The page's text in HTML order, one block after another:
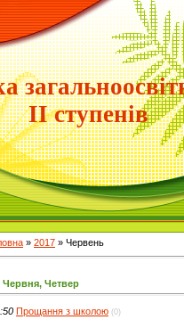
ІІ ступенів
» 2017 » Червень
Червня, Четвер
Прощання з школою (0)